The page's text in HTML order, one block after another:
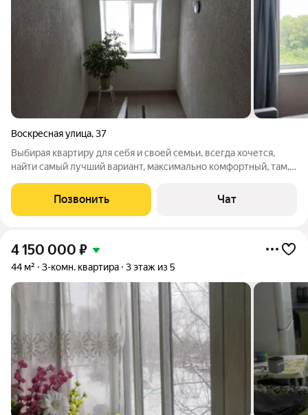
Воскресная улица,37
Выбирая квартиру для себя и своей семьи, всегда хочется,
найти самый лучший вариант, максимально комфортный, там,
позвоните, назначьте время и приезжайте посмотреть!
Давайте расскажу, что Вы
Позвонить Чат
4 150 000 ₽
44 м² 3-комн. квартира 3 этаж из 5